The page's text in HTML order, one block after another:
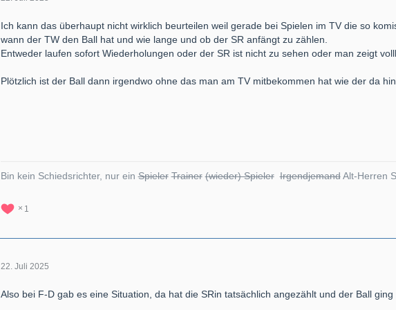
Ich kann das überhaupt nicht wirklich beurteilen weil gerade bei Spielen im TV die so
wann der TW den Ball hat und wie lange und ob der SR anfängt zu zählen.
Entweder laufen sofort Wiederholungen oder der SR ist nicht zu sehen oder man zeigt
Plötzlich ist der Ball dann irgendwo ohne das man am TV mitbekommen hat wie der da
Bin kein Schiedsrichter, nur einSpieler Trainer (wieder) Spieler IrgendjemandAlt-Herren
1
22. Juli 2025
Also bei F-D gab es eine Situation, da hat die SRin tatsächlich angezählt und der Ball